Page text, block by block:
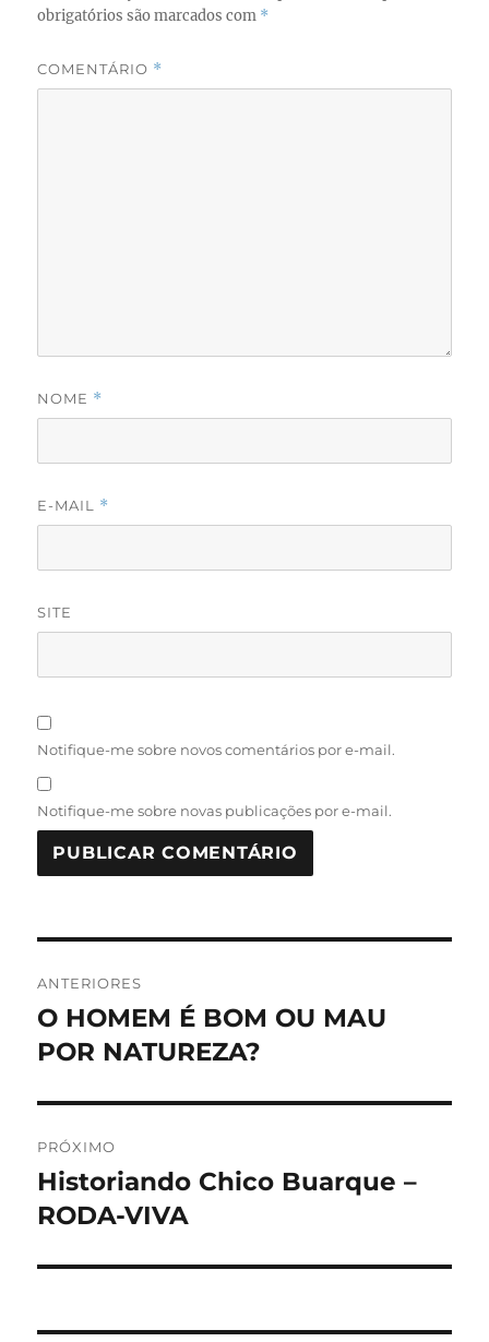
obrigatórios são marcados com *
COMENTÁRIO *
NOME *
E-MAIL *
SITE
Notifique-me sobre novos comentários por e-mail.
Notifique-me sobre novas publicações por e-mail.
de
Post
ANTERIORES
Post
anterior:
O HOMEM É BOM OU MAU
POR NATUREZA?
PRÓXIMO
Próximo
post:
Historiando Chico Buarque –
RODA-VIVA